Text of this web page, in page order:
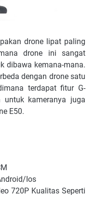
drone lipat paling
drone ini sangat
dibawa kemana-mana.
dengan drone satu
terdapat fitur G-
kameranya juga
E50.
Ios
720P Kualitas Seperti